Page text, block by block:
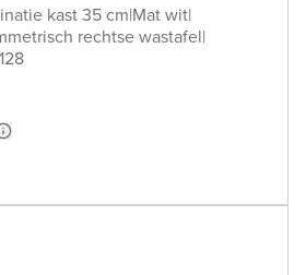
kast 35 cm|Mat wit|
rechtse wastafel|